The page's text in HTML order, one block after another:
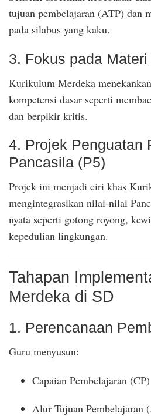
tujuan pembelajaran (ATP) dan
pada silabus yang kaku.
3. Fokus pada
Kurikulum Merdeka
kompetensi dasar seperti
dan berpikir kritis.
4. Projek Penguatan
Pancasila (P5)
Projek ini menjadi ciri khas
mengintegrasikan nilai-nilai
nyata seperti gotong royong,
kepedulian lingkungan.
Tahapan
Merdeka di SD
1. Perencanaan
Guru menyusun:
Capaian Pembelajaran (CP)
Alur Tujuan Pembelajaran